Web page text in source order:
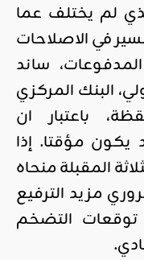
لم يختلف عما
في الاصلاحات
ساند
البنك المركزي
باعتبار ان
يكون مؤقتا. إذا
المقبلة منحاه
مزيد الترفيع
توقعات التضخم